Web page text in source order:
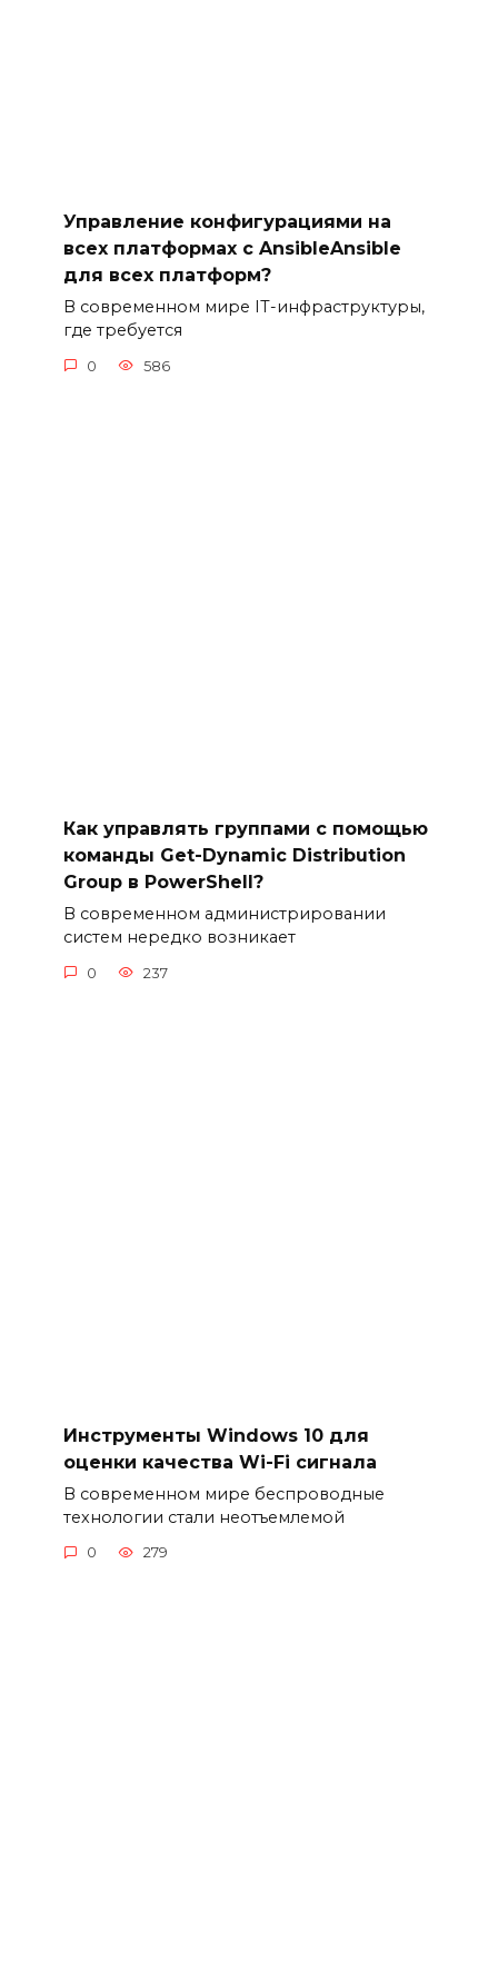
Управление конфигурациями на
всех платформах с AnsibleAnsible
для всех платформ?
В современном мире IT-инфраструктуры,
где требуется
0 586
Как управлять группами с помощью
команды Get-Dynamic Distribution
Group в PowerShell?
В современном администрировании
систем нередко возникает
0 237
Инструменты Windows 10 для
оценки качества Wi-Fi сигнала
В современном мире беспроводные
технологии стали неотъемлемой
0 279